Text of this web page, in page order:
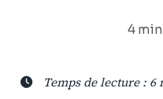
4
Temps de lecture : 6